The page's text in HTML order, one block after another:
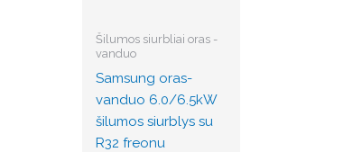
Šilumos siurbliai oras -
vanduo
Samsung oras-
vanduo 6.0/6.5kW
šilumos siurblys su
R32 freonu